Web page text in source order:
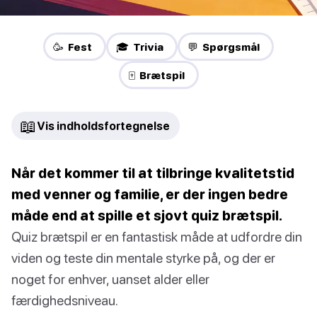
🥳 Fest 🎓 Trivia 💬 Spørgsmål
🀄 Brætspil
📖 Vis indholdsfortegnelse
Når det kommer til at tilbringe kvalitetstid
med venner og familie, er der ingen bedre
måde end at spille et sjovt quiz brætspil.
Quiz brætspil er en fantastisk måde at udfordre din
viden og teste din mentale styrke på, og der er
noget for enhver, uanset alder eller
færdighedsniveau.